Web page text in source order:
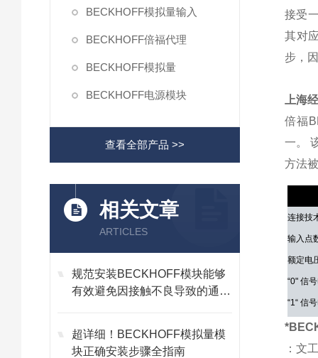
BECKHOFF模拟量输入
BECKHOFF倍福代理
BECKHOFF模拟量
BECKHOFF电源模块
查看全部产品 >>
相关文章
ARTICLES
规范安装BECKHOFF模块能够
有效避免因接触不良导致的通讯
超详细！BECKHOFF模拟量模
块正确安装步骤全指南
接受
其对
步，
上海
倍福
一。
方法
连接技
输入点
额定电
“0" 信
“1“ 信
输入电
输入滤
：文